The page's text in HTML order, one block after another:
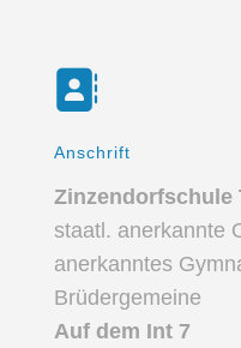
Anschrift
Zinzendorfschule
staatl. anerkannte
anerkanntes
Brüdergemeine
Auf dem Int 7